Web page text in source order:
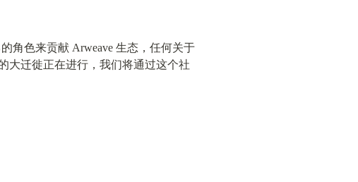
角色来贡献 Arweave 生态，任何关于
大迁徙正在进行，我们将通过这个社